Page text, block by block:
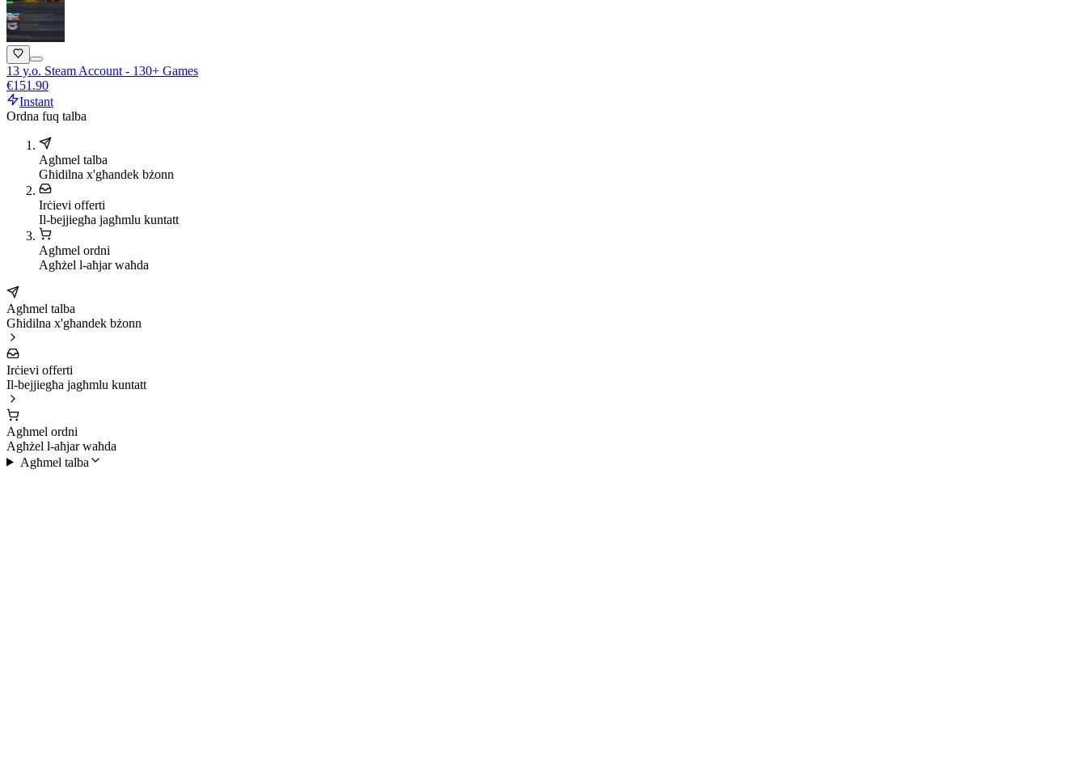
13 y.o. Steam Account - 130+ Games
€151.90
Instant
Ordna fuq talba
Agħmel talba
Għidilna x'għandek bżonn
Irċievi offerti
Il-bejjiegħa jagħmlu kuntatt
Agħmel ordni
Agħżel l-aħjar waħda
Agħmel talba
Għidilna x'għandek bżonn
Irċievi offerti
Il-bejjiegħa jagħmlu kuntatt
Agħmel ordni
Agħżel l-aħjar waħda
Agħmel talba